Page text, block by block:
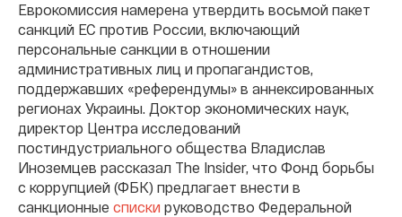
Еврокомиссия намерена утвердить восьмой пакет
санкций ЕС против России, включающий
персональные санкции в отношении
административных лиц и пропагандистов,
поддержавших «референдумы» в аннексированных
регионах Украины. Доктор экономических наук,
директор Центра исследований
постиндустриального общества Владислав
Иноземцев рассказал The Insider, что Фонд борьбы
с коррупцией (ФБК) предлагает внести в
санкционные списки руководство Федеральной